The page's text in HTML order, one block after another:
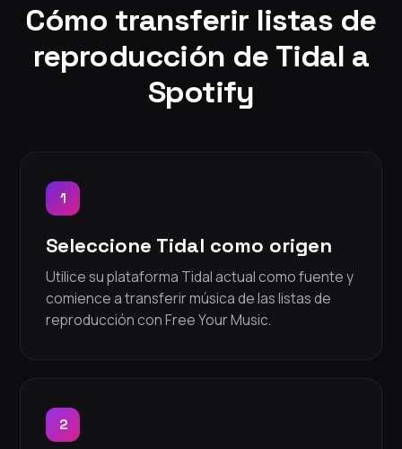
Cómo transferir listas de
reproducción de Tidal a
Spotify
1
Seleccione Tidal como origen
Utilice su plataforma Tidal actual como fuente y
comience a transferir música de las listas de
reproducción con Free Your Music.
2